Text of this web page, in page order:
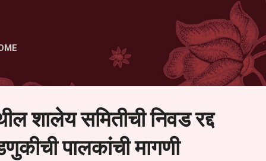
शालेय समितीची निवड रद्द
पालकांची मागणी